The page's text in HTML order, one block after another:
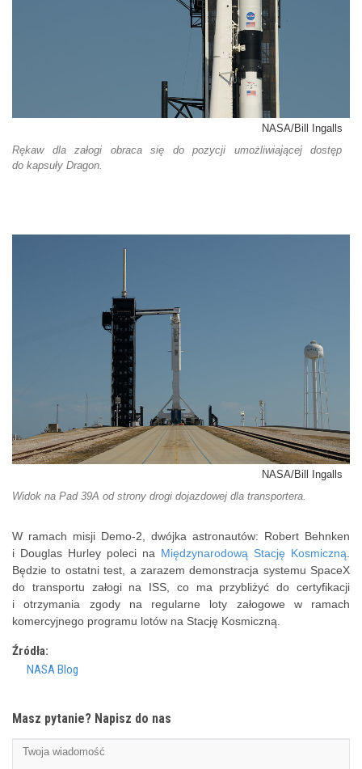
NASA/Bill Ingalls
Rękaw dla załogi obraca się do pozycji umożliwiającej dostęp
do kapsuły Dragon.
NASA/Bill Ingalls
Widok na Pad 39A od strony drogi dojazdowej dla transportera.
W ramach misji Demo-2, dwójka astronautów: Robert Behnken
i Douglas Hurley poleci na Międzynarodową Stację Kosmiczną
Będzie to ostatni test, a zarazem demonstracja systemu SpaceX
do transportu załogi na ISS, co ma przybliżyć do certyfikacji
i otrzymania zgody na regularne loty załogowe w ramach
komercyjnego programu lotów na Stację Kosmiczną.
Źródła:
NASA Blog
Masz pytanie? Napisz do nas